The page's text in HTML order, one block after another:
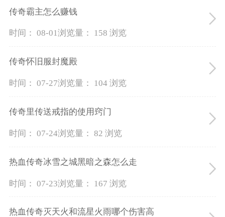
传奇霸主怎么赚钱
时间： 08-01浏览量： 158 浏览
传奇怀旧服封魔殿
时间： 07-27浏览量： 104 浏览
传奇里传送戒指的使用窍门
时间： 07-24浏览量： 82 浏览
热血传奇冰雪之城黑暗之森怎么走
时间： 07-23浏览量： 167 浏览
热血传奇灭天火和流星火雨哪个伤害高